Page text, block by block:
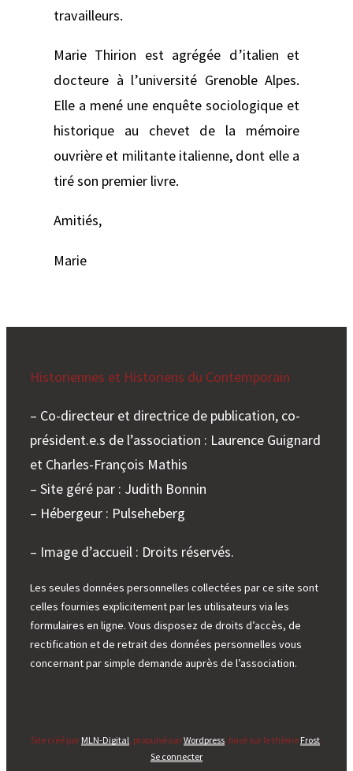
travailleurs.
Marie Thirion est agrégée d’italien et
docteure à l’université Grenoble Alpes.
Elle a mené une enquête sociologique et
historique au chevet de la mémoire
ouvrière et militante italienne, dont elle a
tiré son premier livre.
Amitiés,
Marie
Historiennes et Historiens du Contemporain
– Co-directeur et directrice de publication, co-
président.e.s de l’association : Laurence Guignard
et Charles-François Mathis
– Site géré par : Judith Bonnin
– Hébergeur : Pulseheberg
– Image d’accueil : Droits réservés.
Les seules données personnelles collectées par ce site sont
celles fournies explicitement par les utilisateurs via les
formulaires en ligne. Vous disposez de droits d’accès, de
rectification et de retrait des données personnelles vous
concernant par simple demande auprès de l’association.
Site créé par MLN-Digital , propulsé parWordpress , basé sur le thème Frost.
Se connecter